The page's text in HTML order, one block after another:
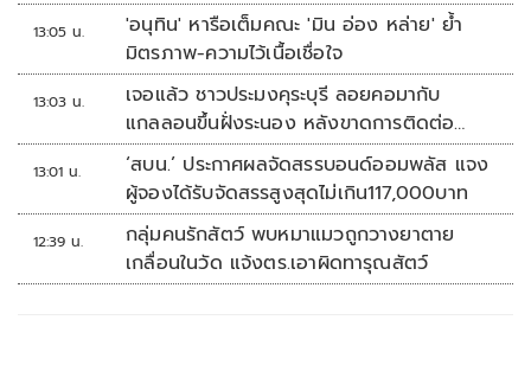
13:05 น.
'อนุทิน' หารือเต็มคณะ 'มิน อ่อง หล่าย' ย้ำ
มิตรภาพ-ความไว้เนื้อเชื่อใจ
13:03 น.
เจอแล้ว ชาวประมงคุระบุรี ลอยคอมากับ
แกลลอนขึ้นฝั่งระนอง หลังขาดการติดต่อ
หลายวัน
13:01 น.
‘สบน.’ ประกาศผลจัดสรรบอนด์ออมพลัส แจง
ผู้จองได้รับจัดสรรสูงสุดไม่เกิน117,000บาท
12:39 น.
กลุ่มคนรักสัตว์ พบหมาแมวถูกวางยาตาย
เกลื่อนในวัด แจ้งตร.เอาผิดทารุณสัตว์